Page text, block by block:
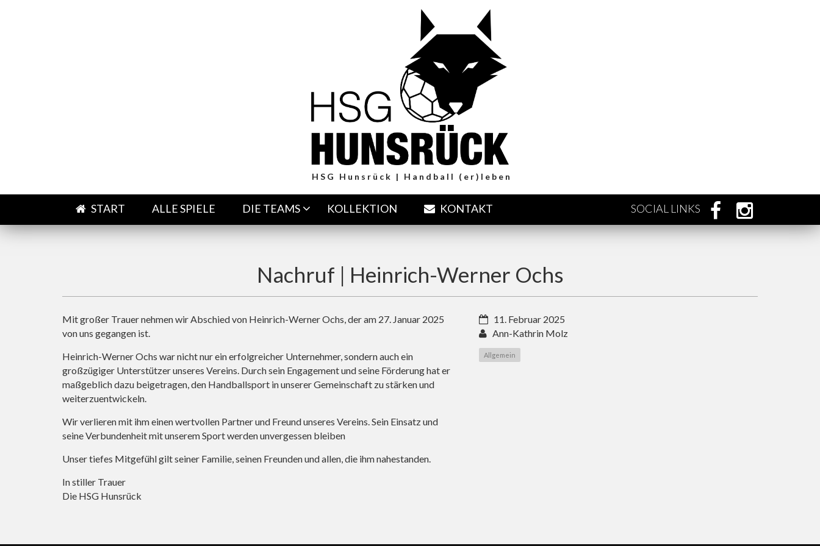
HSG Hunsrück | Handball (er)leben
START ALLE SPIELE DIE TEAMS KOLLEKTION KONTAKT SOCIAL LINKS
Nachruf | Heinrich-Werner Ochs
Mit großer Trauer nehmen wir Abschied von Heinrich-Werner Ochs, der am 27. Januar 2025
von uns gegangen ist.
Heinrich-Werner Ochs war nicht nur ein erfolgreicher Unternehmer, sondern auch ein
großzügiger Unterstützer unseres Vereins. Durch sein Engagement und seine Förderung hat er
maßgeblich dazu beigetragen, den Handballsport in unserer Gemeinschaft zu stärken und
weiterzuentwickeln.
Wir verlieren mit ihm einen wertvollen Partner und Freund unseres Vereins. Sein Einsatz und
seine Verbundenheit mit unserem Sport werden unvergessen bleiben
Unser tiefes Mitgefühl gilt seiner Familie, seinen Freunden und allen, die ihm nahestanden.
In stiller Trauer
Die HSG Hunsrück
11. Februar 2025
Ann-Kathrin Molz
Allgemein